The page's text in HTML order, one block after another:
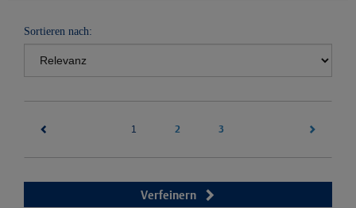
Sortieren nach:
1 2 3
Verfeinern